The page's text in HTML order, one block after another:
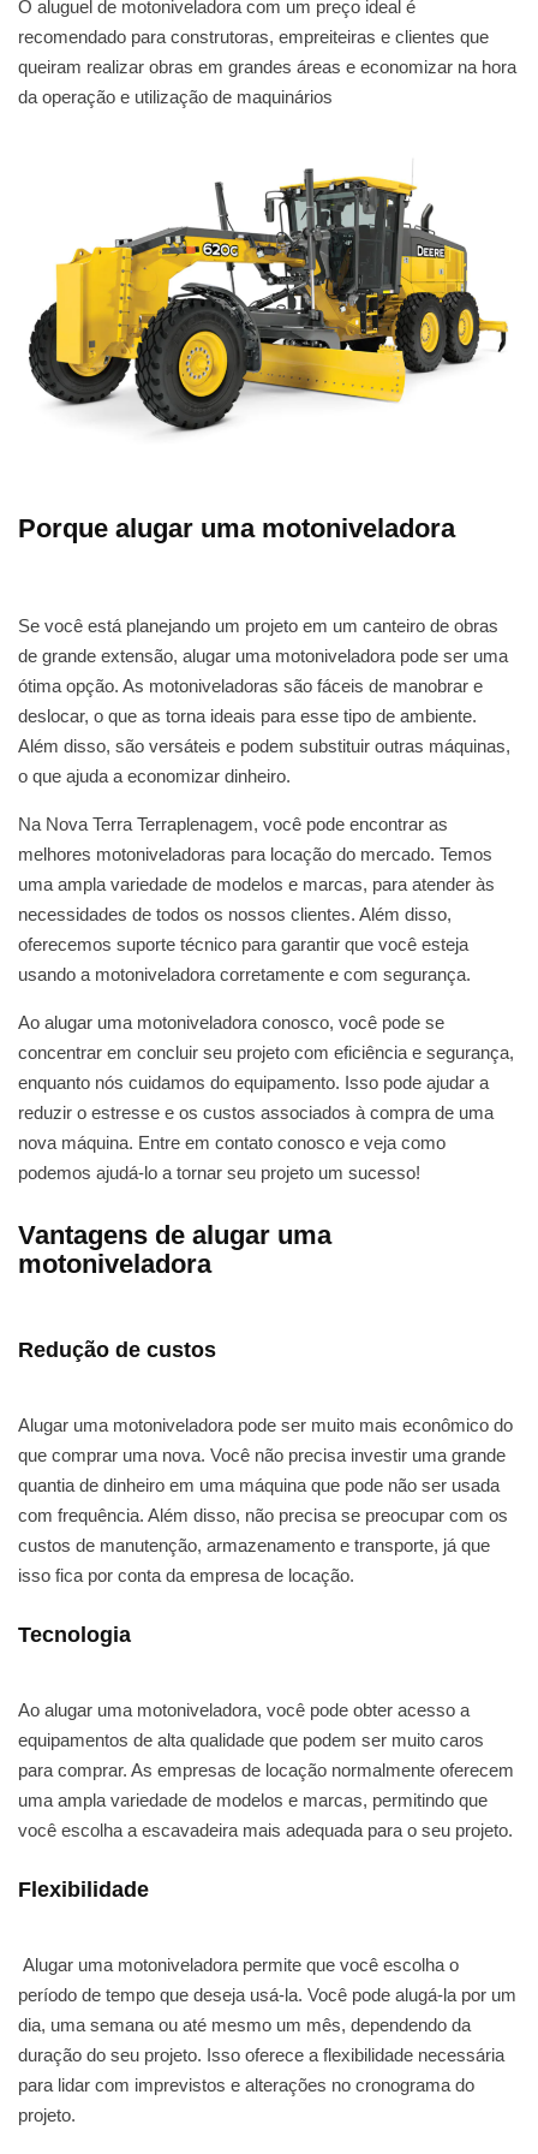
O aluguel de motoniveladora com um preço ideal é
recomendado para construtoras, empreiteiras e clientes que
queiram realizar obras em grandes áreas e economizar na hora
da operação e utilização de maquinários
Porque alugar uma motoniveladora
Se você está planejando um projeto em um canteiro de obras
de grande extensão, alugar uma motoniveladora pode ser uma
ótima opção. As motoniveladoras são fáceis de manobrar e
deslocar, o que as torna ideais para esse tipo de ambiente.
Além disso, são versáteis e podem substituir outras máquinas,
o que ajuda a economizar dinheiro.
Na Nova Terra Terraplenagem, você pode encontrar as
melhores motoniveladoras para locação do mercado. Temos
uma ampla variedade de modelos e marcas, para atender às
necessidades de todos os nossos clientes. Além disso,
oferecemos suporte técnico para garantir que você esteja
usando a motoniveladora corretamente e com segurança.
Ao alugar uma motoniveladora conosco, você pode se
concentrar em concluir seu projeto com eficiência e segurança,
enquanto nós cuidamos do equipamento. Isso pode ajudar a
reduzir o estresse e os custos associados à compra de uma
nova máquina. Entre em contato conosco e veja como
podemos ajudá-lo a tornar seu projeto um sucesso!
Vantagens de alugar uma
motoniveladora
Redução de custos
Alugar uma motoniveladora pode ser muito mais econômico do
que comprar uma nova. Você não precisa investir uma grande
quantia de dinheiro em uma máquina que pode não ser usada
com frequência. Além disso, não precisa se preocupar com os
custos de manutenção, armazenamento e transporte, já que
isso fica por conta da empresa de locação.
Tecnologia
Ao alugar uma motoniveladora, você pode obter acesso a
equipamentos de alta qualidade que podem ser muito caros
para comprar. As empresas de locação normalmente oferecem
uma ampla variedade de modelos e marcas, permitindo que
você escolha a escavadeira mais adequada para o seu projeto.
Flexibilidade
Alugar uma motoniveladora permite que você escolha o
período de tempo que deseja usá-la. Você pode alugá-la por um
dia, uma semana ou até mesmo um mês, dependendo da
duração do seu projeto. Isso oferece a flexibilidade necessária
para lidar com imprevistos e alterações no cronograma do
projeto.